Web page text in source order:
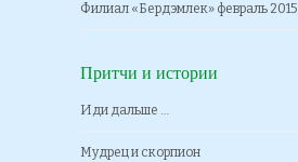
Филиал «Бердэмлек» февраль 2015
Притчи и истории
Иди дальше …
Мудрец и скорпион